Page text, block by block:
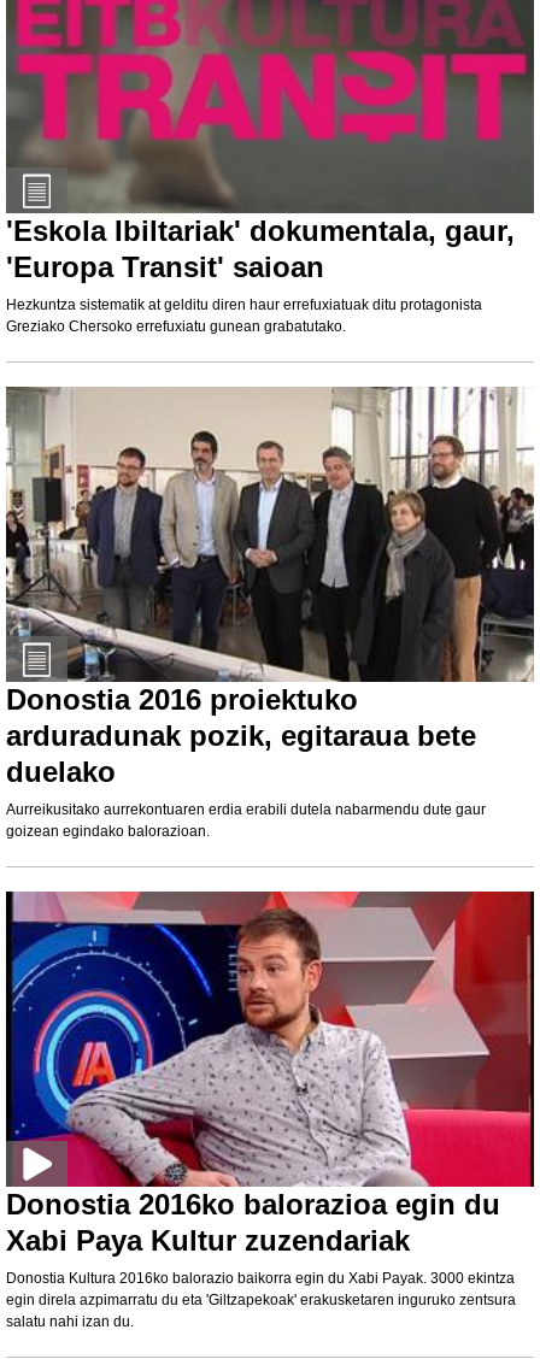
'Eskola Ibiltariak' dokumentala, gaur,
'Europa Transit' saioan
Hezkuntza sistematik at gelditu diren haur errefuxiatuak ditu protagonista
Greziako Chersoko errefuxiatu gunean grabatutako.
Donostia 2016 proiektuko
arduradunak pozik, egitaraua bete
duelako
Aurreikusitako aurrekontuaren erdia erabili dutela nabarmendu dute gaur
goizean egindako balorazioan.
Donostia 2016ko balorazioa egin du
Xabi Paya Kultur zuzendariak
Donostia Kultura 2016ko balorazio baikorra egin du Xabi Payak. 3000 ekintza
egin direla azpimarratu du eta 'Giltzapekoak' erakusketaren inguruko zentsura
salatu nahi izan du.